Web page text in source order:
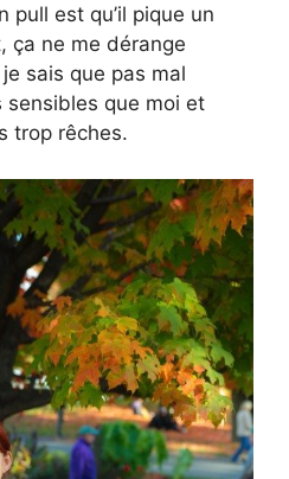
pull est qu’il pique un
ça ne me dérange
sais que pas mal
sensibles que moi et
trop rêches.